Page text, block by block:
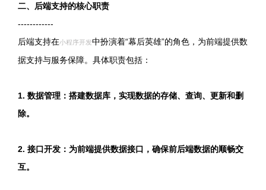
二、后端支持的核心职责
------------
后端支持在小程序开发中扮演着“幕后英雄”的角色，为前端提供数
据支持与服务保障。具体职责包括：
1. 数据管理：搭建数据库，实现数据的存储、查询、更新和删
除。
2. 接口开发：为前端提供数据接口，确保前后端数据的顺畅交
互。